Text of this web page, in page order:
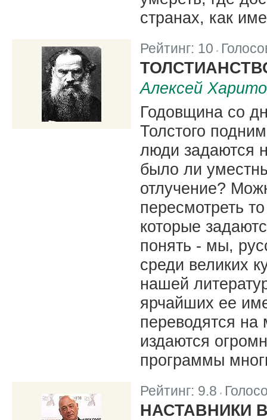
странах, как
Рейтинг: 10 |
Алексей
Годовщина со
Толстого
люди задаются
было ли
отлучение?
пересмотреть
которые
понять - мы,
среди великих
нашей
ярчайших ее
переводятся на
издаются
программы
Рейтинг: 9.8 |
НАСТАВНИКИ